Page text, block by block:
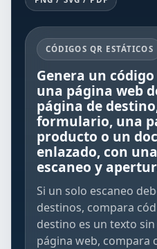
CÓDIGOS QR ESTÁTICOS
Genera un código
una página web
página de
formulario, una
producto o un
enlazado, con
escaneo y
Si un solo escaneo
destinos, compara
destino es un texto
página web, compara